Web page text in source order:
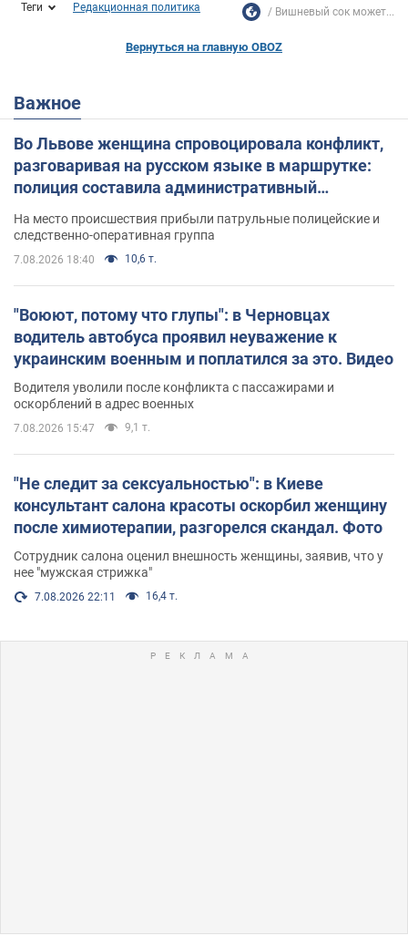
Теги Редакционная политика Вишневый сок может...
Вернуться на главную OBOZ
Важное
Во Львове женщина спровоцировала конфликт,
разговаривая на русском языке в маршрутке:
полиция составила административный
На место происшествия прибыли патрульные полицейские и
следственно-оперативная группа
7.08.2026 18:40 10,6 т.
"Воюют, потому что глупы": в Черновцах
водитель автобуса проявил неуважение к
украинским военным и поплатился за это. Видео
Водителя уволили после конфликта с пассажирами и
оскорблений в адрес военных
7.08.2026 15:47 9,1 т.
"Не следит за сексуальностью": в Киеве
консультант салона красоты оскорбил женщину
после химиотерапии, разгорелся скандал. Фото
Сотрудник салона оценил внешность женщины, заявив, что у
нее "мужская стрижка"
7.08.2026 22:11 16,4 т.